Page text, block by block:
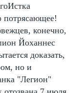
потрясающее!
конечно,
Йоханнес
доказать,
но и
"Легион"